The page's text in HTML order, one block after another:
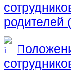
родителей